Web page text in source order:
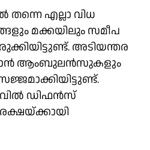
എല്ലാ വിധ
മക്കയിലും സമീപ
അടിയന്തര
ആംബുലൻസുകളും
ഡിഫൻസ്